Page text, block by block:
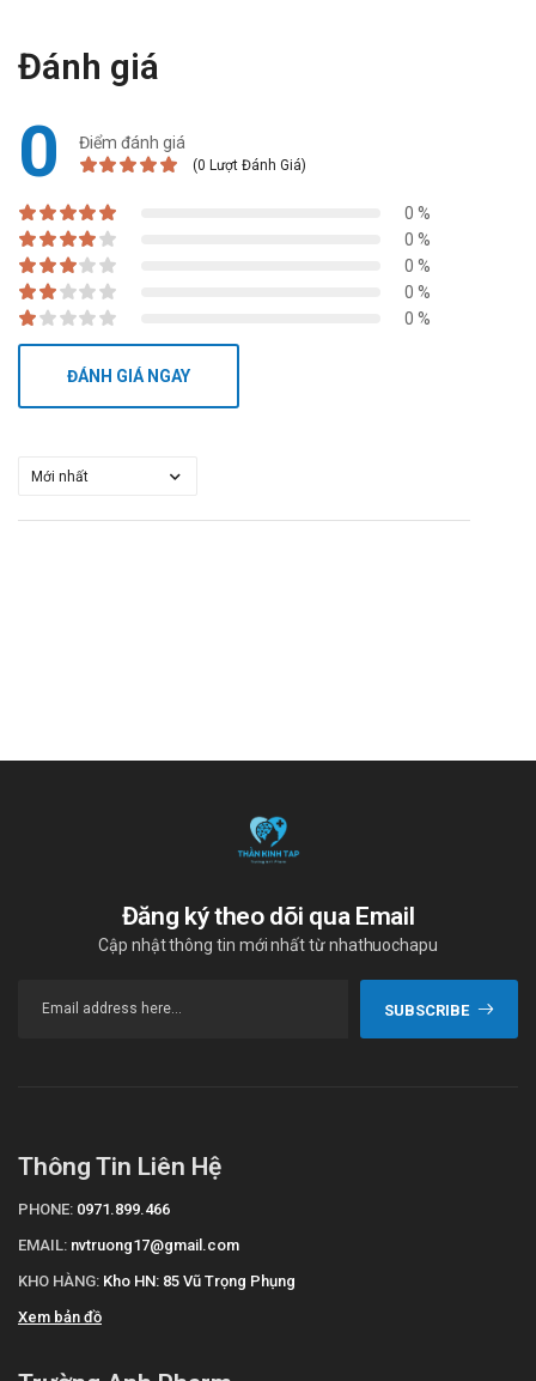
Đánh giá
0 Điểm đánh giá
(0 Lượt Đánh Giá)
0 %
0 %
0 %
0 %
0 %
ĐÁNH GIÁ NGAY
Đăng ký theo dõi qua Email
Cập nhật thông tin mới nhất từ nhathuochapu
SUBSCRIBE
Thông Tin Liên Hệ
PHONE: 0971.899.466
EMAIL: nvtruong17@gmail.com
KHO HÀNG: Kho HN: 85 Vũ Trọng Phụng
Xem bản đồ